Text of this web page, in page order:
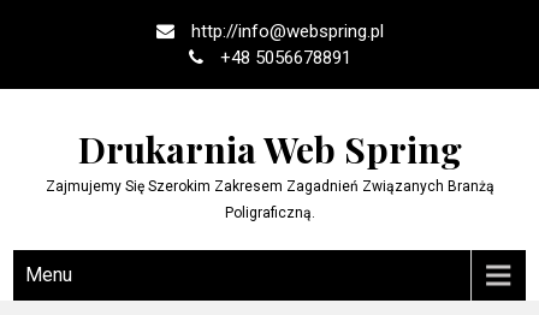
http://info@webspring.pl
+48 5056678891
Drukarnia Web Spring
Zajmujemy Się Szerokim Zakresem Zagadnień Związanych Branżą
Poligraficzną.
Menu